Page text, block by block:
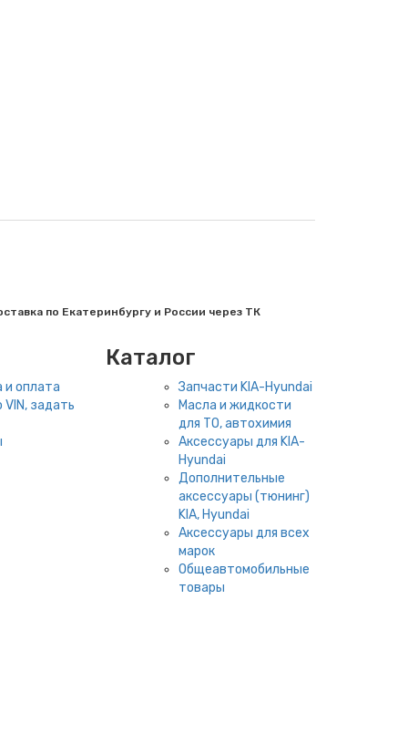
по Екатеринбургу и России через ТК
и оплата
VIN, задать
Каталог
Запчасти KIA-Hyundai
Масла и жидкости
для ТО, автохимия
Аксессуары для KIA-
Hyundai
Дополнительные
аксессуары (тюнинг)
KIA, Hyundai
Аксессуары для всех
марок
Общеавтомобильные
товары